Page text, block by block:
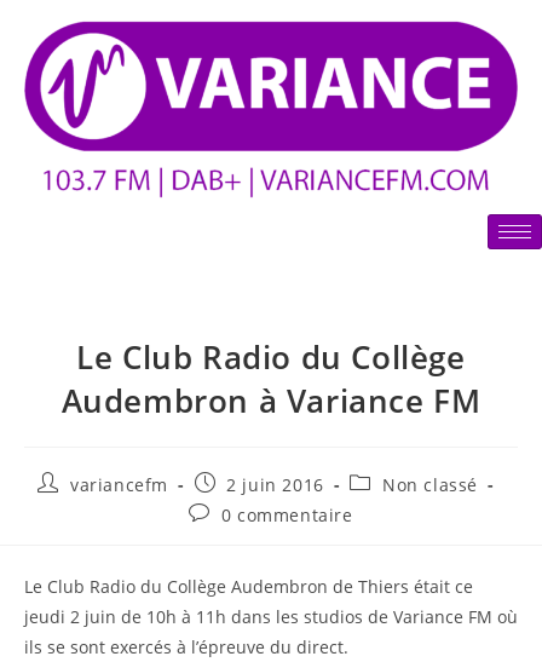
Le Club Radio du Collège
Audembron à Variance FM
variancefm 2 juin 2016
Non classé
0 commentaire
Le Club Radio du Collège Audembron de Thiers était ce
jeudi 2 juin de 10h à 11h dans les studios de Variance FM où
ils se sont exercés à l’épreuve du direct.